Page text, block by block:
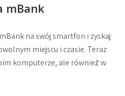
mBank
na swój smartfon i zyskaj
miejscu i czasie. Teraz
komputerze, ale również w